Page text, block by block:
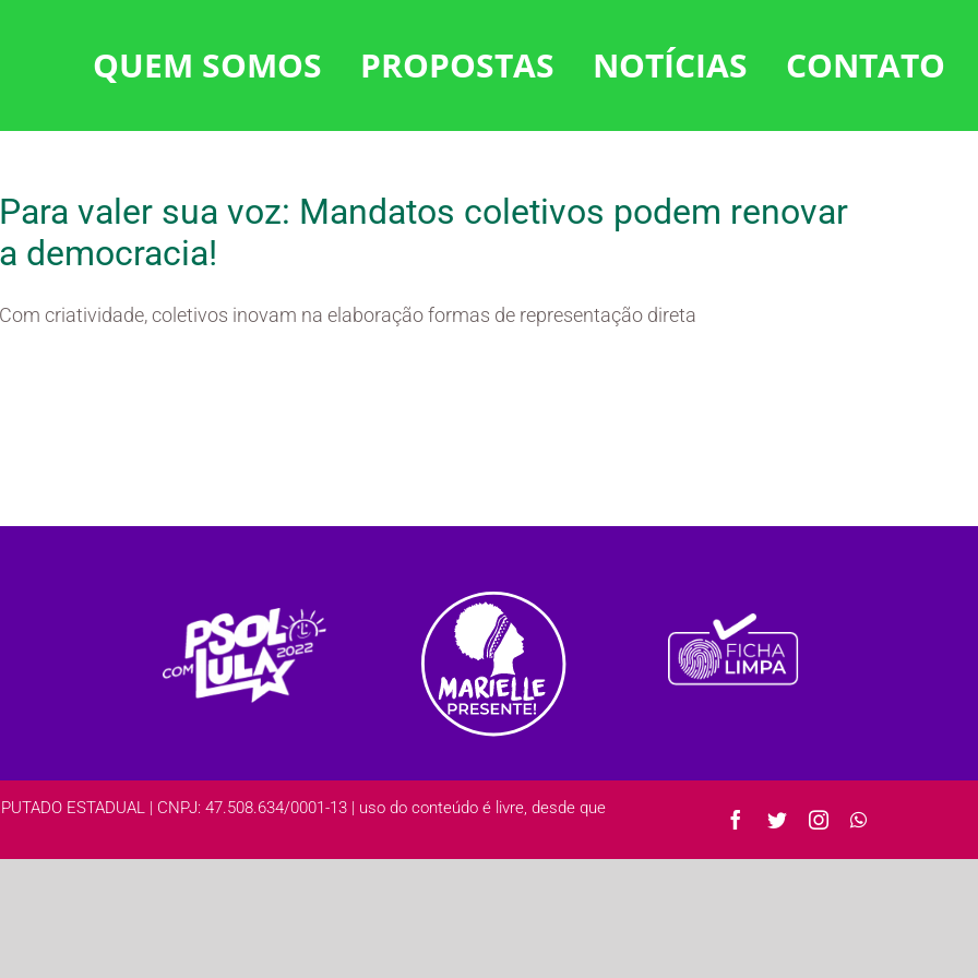
QUEM SOMOS PROPOSTAS NOTÍCIAS CONTATO
Para valer sua voz: Mandatos coletivos podem renovar
a democracia!
Com criatividade, coletivos inovam na elaboração formas de representação direta
ESTADUAL | CNPJ: 47.508.634/0001-13 | uso do conteúdo é livre, desde que